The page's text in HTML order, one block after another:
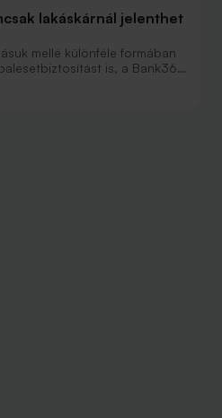
lakáskárnál jelenthet
mellé különféle formában
is, a Bank360
hogy melyik szolgáltató